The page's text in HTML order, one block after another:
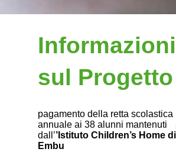
Informazioni
sul Progetto
pagamento della retta scolastica
annuale ai 38 alunni mantenuti
dall’’Istituto Children’s Home di
Embu